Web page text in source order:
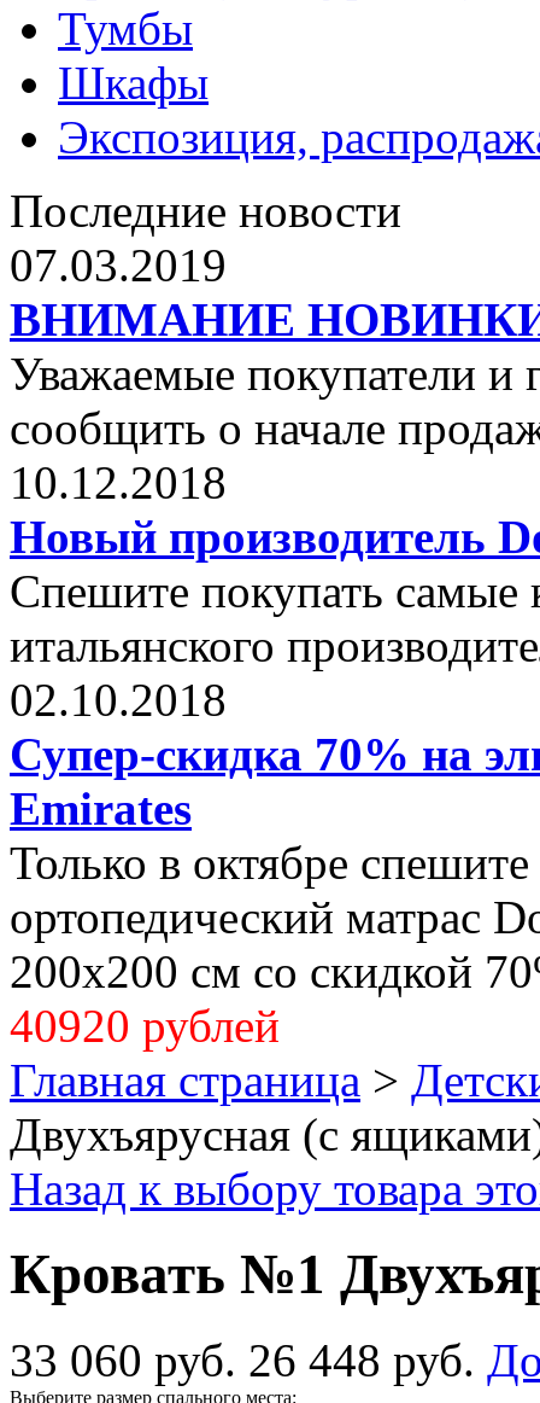
Тумбы
Шкафы
Экспозиция,
Последние новости
07.03.2019
ВНИМАНИЕ НОВИНКИ
Уважаемые покупатели
сообщить о начале
10.12.2018
Новый производитель
Спешите покупать самые
итальянского
02.10.2018
Супер-скидка 70% на
Emirates
Только в октябре
ортопедический матрас
200x200 см со скидкой
40920 рублей
Главная страница >
Двухъярусная (с
Назад к выбору товара
Кровать №1
33 060 руб. 26 448 руб.
Выберите размер спального места: